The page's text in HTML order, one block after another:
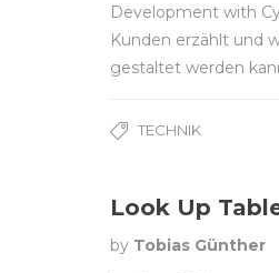
Development with
Kunden erzählt und
gestaltet werden
TECHNIK
Look Up
by Tobias Günther